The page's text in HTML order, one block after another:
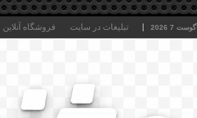
7 2026 تبلیغات در سایت فروشگاه آنلاین